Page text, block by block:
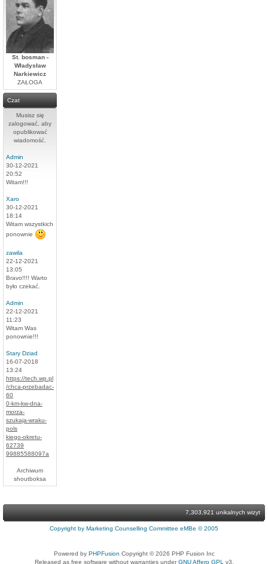
St. bosman -
Władysław
Narkiewicz
ZAŁOGA
Czat
Musisz się
zalogować, aby
opublikować
wiadomość.
Admin
30-12-2021
20:52
Witam!!!
Xaro
30-12-2021
18:14
Witam wszystkich
ponownie
zawila
22-12-2021
13:05
Bravo!!!! Warto
było czekać.
Admin
22-12-2021
11:23
Witam Was
ponownie!!!
Stary Dziad
16-07-2018
13:24
https://tech.wp.pl
/chca-przebadac-
60
0-km-kw-dna-
morza-
szukaja-wraku-
pols
kiego-okretu-
62739
99885588097a
Archiwum
shoutboksa
7,303,921 unikalnych wizyt
Copyright by Marketing Counselling Committee eMBe © 2005
Powered by PHPFusion Copyright © 2026 PHP Fusion Inc
Released as free software without warranties underGNU Affero GPL v3.